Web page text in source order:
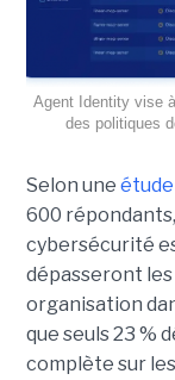
Agent Identity vise
des politiques
Selon une étude
600 répondants,
cybersécurité
dépasseront
organisation
que seuls 23 %
complète sur